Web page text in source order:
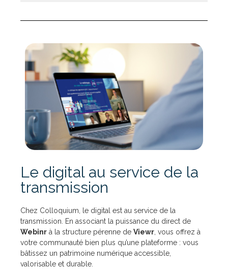
Le digital au service de la
transmission
Chez Colloquium, le digital est au service de la
transmission. En associant la puissance du direct de
Webinr à la structure pérenne de Viewr , vous offrez à
votre communauté bien plus qu’une plateforme : vous
bâtissez un patrimoine numérique accessible,
valorisable et durable.